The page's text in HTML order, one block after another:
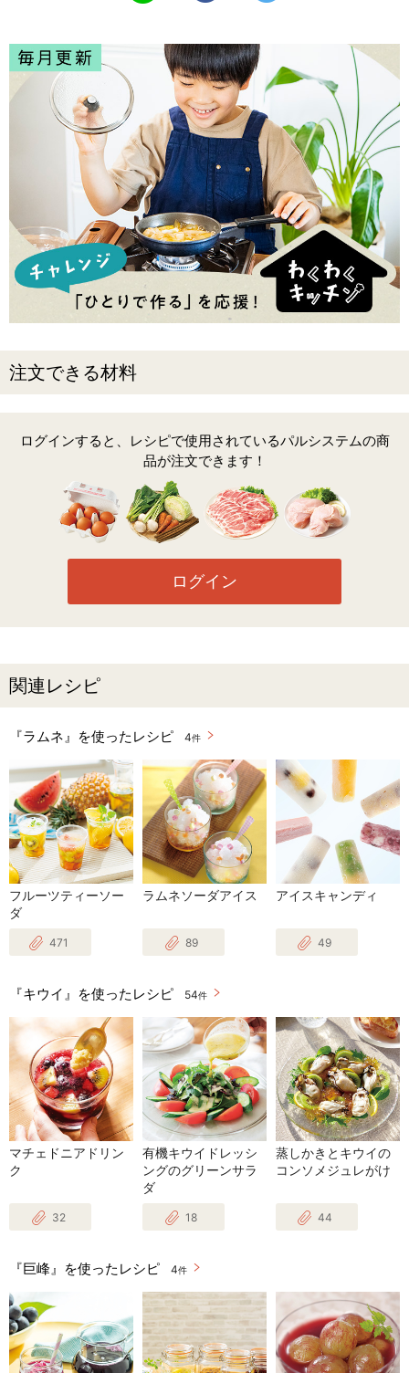
注文できる材料
ログインすると、レシピで使用されているパルシステムの商
品が注文できます！
ログイン
関連レシピ
『ラムネ』を使ったレシピ 4件
フルーツティーソー
ダ
471
ラムネソーダアイス
89
アイスキャンディ
49
『キウイ』を使ったレシピ 54件
マチェドニアドリン
ク
32
有機キウイドレッシ
ングのグリーンサラ
ダ
18
蒸しかきとキウイの
コンソメジュレがけ
44
『巨峰』を使ったレシピ 4件